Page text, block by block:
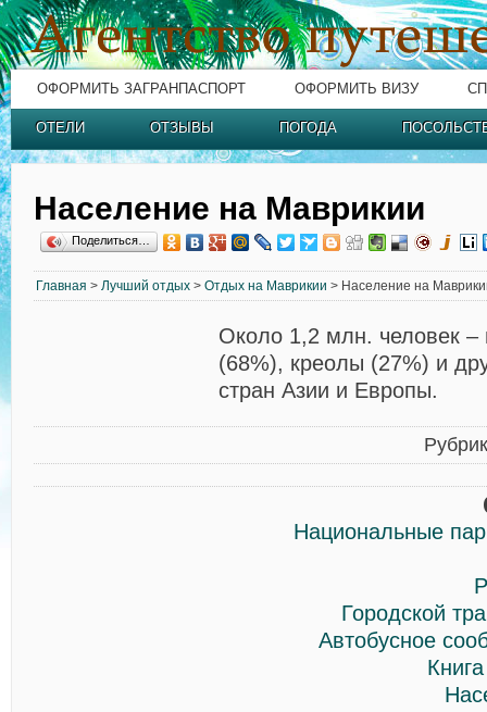
ОФОРМИТЬ ЗАГРАНПАСПОРТ ОФОРМИТЬ ВИЗУ
ОТЕЛИ ОТЗЫВЫ ПОГОДА
Население на Мавpикии
Поделиться…
Главная > Лучший отдых > Отдых на Маврикии > Население на
Около 1,2 млн. человек
(68%), креолы (27%) и
стран Азии и Европы.
Национальные
Городской
Автобусное